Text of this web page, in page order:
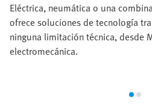
Eléctrica, neumática o una
ofrece soluciones de tecnología
ninguna limitación técnica, desde
electromecánica.